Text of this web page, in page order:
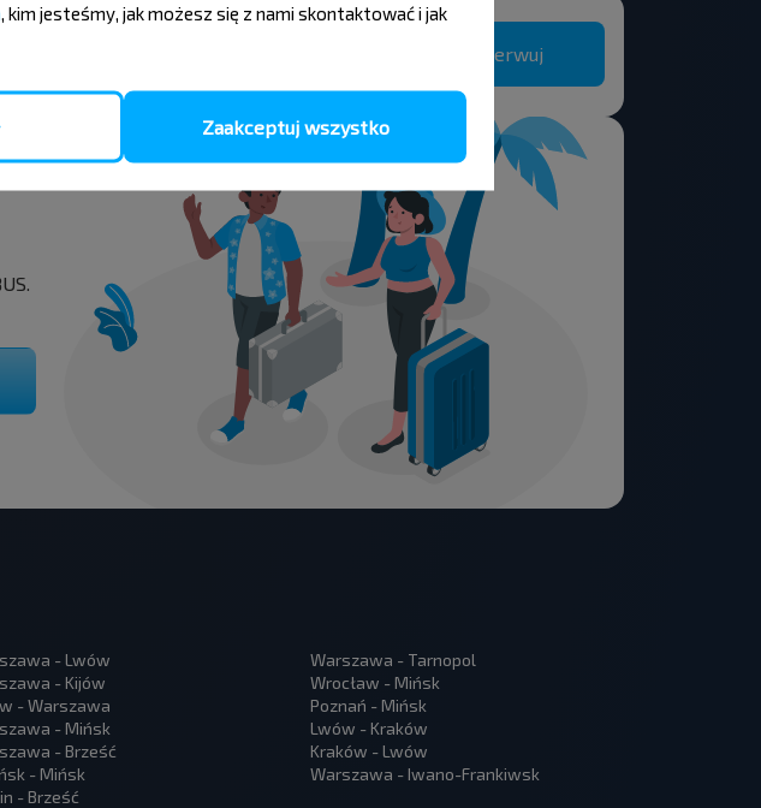
Gdańsk
Rezerwuj
- Lwów
- Kijów
- Warszawa
- Mińsk
- Brześć
- Mińsk
- Brześć
Warszawa - Tarnopol
Wrocław - Mińsk
Poznań - Mińsk
Lwów - Kraków
Kraków - Lwów
Warszawa - Iwano-Frankiwsk
, kim jesteśmy, jak możesz się z nami skontaktować i jak
Zaakceptuj wszystko